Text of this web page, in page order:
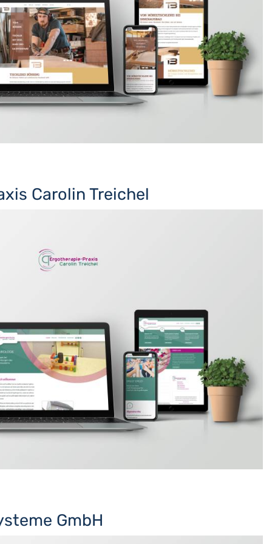
Carolin Treichel
GmbH